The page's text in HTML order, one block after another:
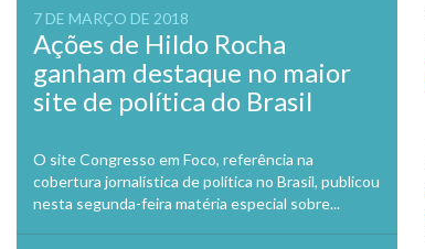
7 DE MARÇO DE 2018
Ações de Hildo Rocha
ganham destaque no maior
site de política do Brasil
O site Congresso em Foco, referência na
cobertura jornalística de política no Brasil, publicou
nesta segunda-feira matéria especial sobre...